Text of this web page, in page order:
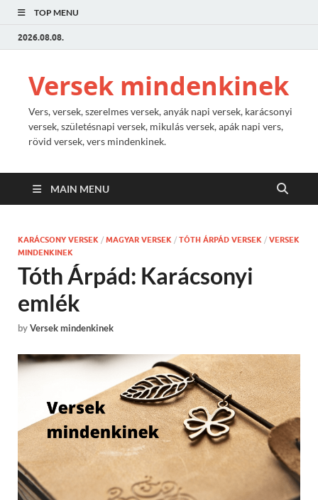
TOP MENU
2026.08.08.
Versek mindenkinek
Vers, versek, szerelmes versek, anyák napi versek, karácsonyi
versek, születésnapi versek, mikulás versek, apák napi vers,
rövid versek, vers mindenkinek.
MAIN MENU
KARÁCSONY VERSEK / MAGYAR VERSEK / TÓTH ÁRPÁD VERSEK / VERSEK
MINDENKINEK
Tóth Árpád: Karácsonyi
emlék
byVersek mindenkinek